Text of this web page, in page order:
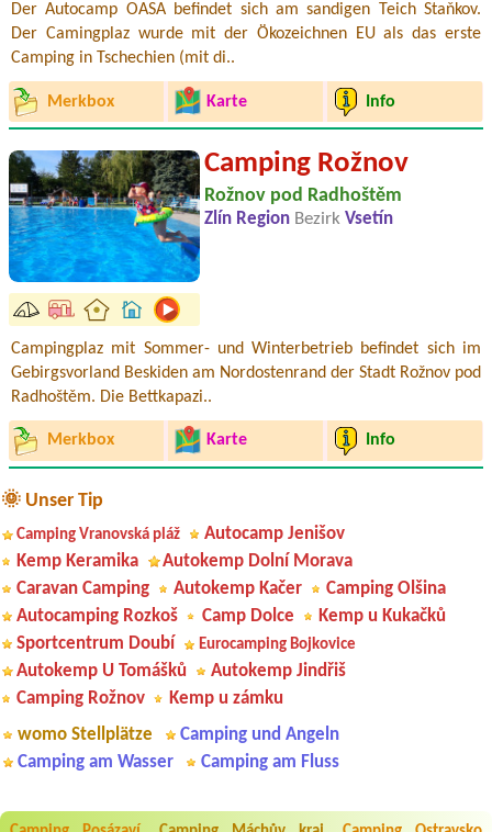
Der Autocamp OASA befindet sich am sandigen Teich Staňkov.
Der Camingplaz wurde mit der Ökozeichnen EU als das erste
Camping in Tschechien (mit di..
Merkbox Karte Info
Camping Rožnov
Rožnov pod Radhoštěm
Zlín Region Bezirk Vsetín
Campingplaz mit Sommer- und Winterbetrieb befindet sich im
Gebirgsvorland Beskiden am Nordostenrand der Stadt Rožnov pod
Radhoštěm. Die Bettkapazi..
Merkbox Karte Info
🌞 Unser Tip
Camping Vranovská pláž
Autocamp Jenišov
Kemp Keramika
Autokemp Dolní Morava
Caravan Camping
Autokemp Kačer
Camping Olšina
Autocamping Rozkoš
Camp Dolce
Kemp u Kukačků
Sportcentrum Doubí
Eurocamping Bojkovice
Autokemp U Tomášků
Autokemp Jindřiš
Camping Rožnov
Kemp u zámku
womo Stellplätze
Camping und Angeln
Camping am Wasser
Camping am Fluss